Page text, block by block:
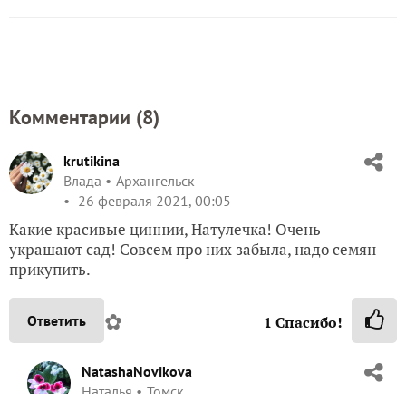
Комментарии (8)
krutikina
Влада
Архангельск
26 февраля 2021, 00:05
Какие красивые циннии, Натулечка! Очень
украшают сад! Совсем про них забыла, надо семян
прикупить.
Ответить ✿ 1 Спасибо!
NatashaNovikova